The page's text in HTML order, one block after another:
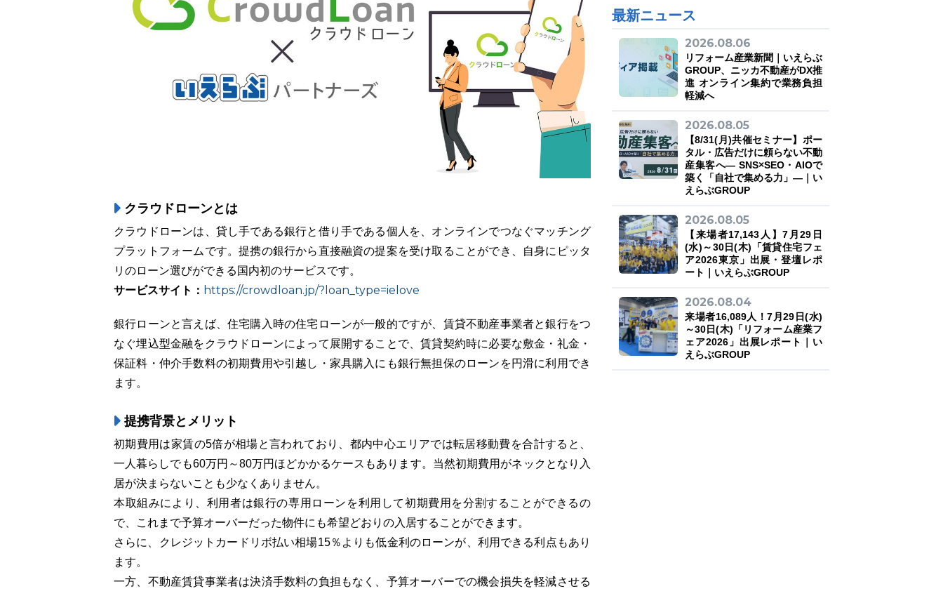
クラウドローンとは
クラウドローンは、貸し手である銀行と借り手である個人を、オンラインでつなぐマッチング
プラットフォームです。提携の銀行から直接融資の提案を受け取ることができ、自身にピッタ
リのローン選びができる国内初のサービスです。
サービスサイト： https://crowdloan.jp/?loan_type=ielove
銀行ローンと言えば、住宅購入時の住宅ローンが一般的ですが、賃貸不動産事業者と銀行をつ
なぐ埋込型金融をクラウドローンによって展開することで、賃貸契約時に必要な敷金・礼金・
保証料・仲介手数料の初期費用や引越し・家具購入にも銀行無担保のローンを円滑に利用でき
ます。
提携背景とメリット
初期費用は家賃の5倍が相場と言われており、都内中心エリアでは転居移動費を合計すると、
一人暮らしでも60万円～80万円ほどかかるケースもあります。当然初期費用がネックとなり入
居が決まらないことも少なくありません。
本取組みにより、利用者は銀行の専用ローンを利用して初期費用を分割することができるの
で、これまで予算オーバーだった物件にも希望どおりの入居することができます。
さらに、クレジットカードリボ払い相場15％よりも低金利のローンが、利用できる利点もあり
ます。
一方、不動産賃貸事業者は決済手数料の負担もなく、予算オーバーでの機会損失を軽減させる
最新ニュース
2026.08.06
リフォーム産業新聞｜いえらぶ
GROUP、ニッカ不動産がDX推
進 オンライン集約で業務負担
軽減へ
2026.08.05
【8/31(月)共催セミナー】ポー
タル・広告だけに頼らない不動
産集客へ― SNS×SEO・AIOで
築く「自社で集める力」―｜い
えらぶGROUP
2026.08.05
【来場者17,143人】7月29日
(水)～30日(木)「賃貸住宅フェ
ア2026東京」出展・登壇レポ
ート｜いえらぶGROUP
2026.08.04
来場者16,089人！7月29日(水)
～30日(木)「リフォーム産業フ
ェア2026」出展レポート｜い
えらぶGROUP